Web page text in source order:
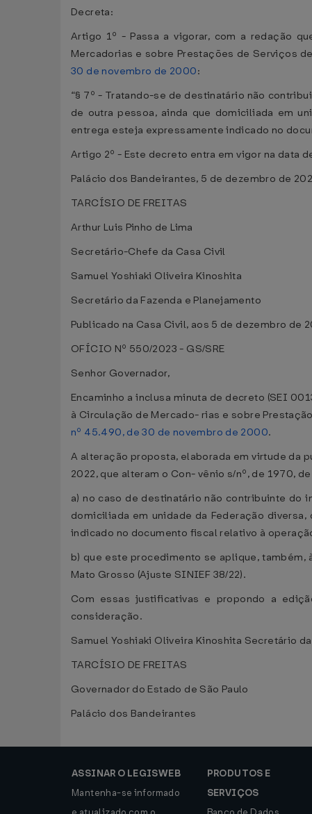
Decreta:
Artigo 1º - Passa a vigorar, com a redação
Mercadorias e sobre Prestações de Serviços
30 de novembro de 2000:
“§ 7º - Tratando-se de destinatário não
de outra pessoa, ainda que domiciliada em
entrega esteja expressamente indicado no
Artigo 2º - Este decreto entra em vigor na data
Palácio dos Bandeirantes, 5 de dezembro de
TARCÍSIO DE FREITAS
Arthur Luis Pinho de Lima
Secretário-Chefe da Casa Civil
Samuel Yoshiaki Oliveira Kinoshita
Secretário da Fazenda e Planejamento
Publicado na Casa Civil, aos 5 de dezembro de
OFÍCIO Nº 550/2023 - GS/SRE
Senhor Governador,
Encaminho a inclusa minuta de decreto (SEI
à Circulação de Mercado- rias e sobre
nº 45.490, de 30 de novembro de 2000.
A alteração proposta, elaborada em virtude da
2022, que alteram o Con- vênio s/nº, de 1970,
a) no caso de destinatário não contribuinte do
domiciliada em unidade da Federação
indicado no documento fiscal relativo à
b) que este procedimento se aplique,
Mato Grosso (Ajuste SINIEF 38/22).
Com essas justificativas e propondo a
consideração.
Samuel Yoshiaki Oliveira Kinoshita Secretário
TARCÍSIO DE FREITAS
Governador do Estado de São Paulo
Palácio dos Bandeirantes
ASSINAR O LEGISWEB
Mantenha-se informado
PRODUTOS E
SERVIÇOS